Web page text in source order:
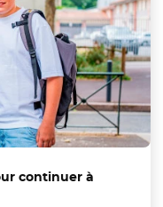
continuer à